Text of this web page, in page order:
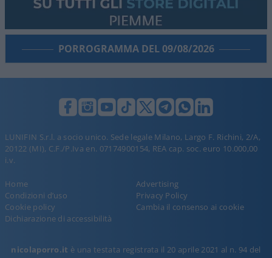
PORROGRAMMA DEL 09/08/2026
LUNIFIN S.r.l. a socio unico. Sede legale Milano, Largo F. Richini, 2/A,
20122 (MI), C.F./P.Iva en. 07174900154, REA cap. soc. euro 10.000,00
i.v.
Home
Advertising
Condizioni d’uso
Privacy Policy
Cookie policy
Cambia il consenso ai cookie
Dichiarazione di accessibilità
nicolaporro.it è una testata registrata il 20 aprile 2021 al n. 94 del